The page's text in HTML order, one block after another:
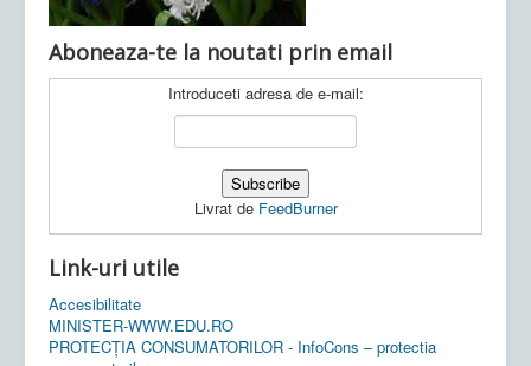
Aboneaza-te la noutati prin email
Introduceti adresa de e-mail:
Livrat de FeedBurner
Link-uri utile
Accesibilitate
MINISTER-WWW.EDU.RO
PROTECȚIA CONSUMATORILOR - InfoCons – protectia